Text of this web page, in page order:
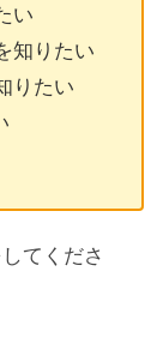
い
知りたい
りたい
てくださ